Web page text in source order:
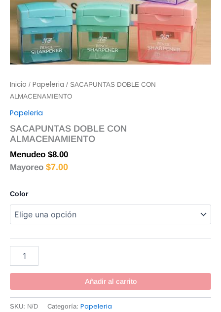
Inicio / Papeleria / SACAPUNTAS DOBLE CON
ALMACENAMIENTO
Papeleria
SACAPUNTAS DOBLE CON
ALMACENAMIENTO
Menudeo $8.00
Mayoreo $7.00
Color
Añadir al carrito
SKU: N/D Categoría: Papeleria